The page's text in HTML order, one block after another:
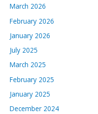
March 2026
February 2026
January 2026
July 2025
March 2025
February 2025
January 2025
December 2024